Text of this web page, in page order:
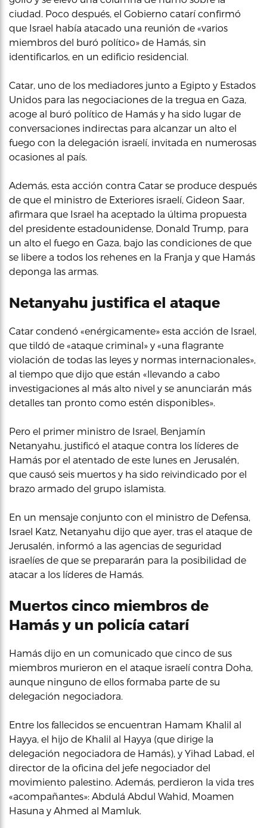
ciudad. Poco después, el Gobierno catarí confirmó
que Israel había atacado una reunión de «varios
miembros del buró político» de Hamás, sin
identificarlos, en un edificio residencial.
Catar, uno de los mediadores junto a Egipto y Estados
Unidos para las negociaciones de la tregua en Gaza,
acoge al buró político de Hamás y ha sido lugar de
conversaciones indirectas para alcanzar un alto el
fuego con la delegación israelí, invitada en numerosas
ocasiones al país.
Además, esta acción contra Catar se produce después
de que el ministro de Exteriores israelí, Gideon Saar,
afirmara que Israel ha aceptado la última propuesta
del presidente estadounidense, Donald Trump, para
un alto el fuego en Gaza, bajo las condiciones de que
se libere a todos los rehenes en la Franja y que Hamás
deponga las armas.
Netanyahu justifica el ataque
Catar condenó «enérgicamente» esta acción de Israel,
que tildó de «ataque criminal» y «una flagrante
violación de todas las leyes y normas internacionales»,
al tiempo que dijo que están «llevando a cabo
investigaciones al más alto nivel y se anunciarán más
detalles tan pronto como estén disponibles».
Pero el primer ministro de Israel, Benjamín
Netanyahu, justificó el ataque contra los líderes de
Hamás por el atentado de este lunes en Jerusalén,
que causó seis muertos y ha sido reivindicado por el
brazo armado del grupo islamista.
En un mensaje conjunto con el ministro de Defensa,
Israel Katz, Netanyahu dijo que ayer, tras el ataque de
Jerusalén, informó a las agencias de seguridad
israelíes de que se prepararán para la posibilidad de
atacar a los líderes de Hamás.
Muertos cinco miembros de
Hamás y un policía catarí
Hamás dijo en un comunicado que cinco de sus
miembros murieron en el ataque israelí contra Doha,
aunque ninguno de ellos formaba parte de su
delegación negociadora.
Entre los fallecidos se encuentran Hamam Khalil al
Hayya, el hijo de Khalil al Hayya (que dirige la
delegación negociadora de Hamás), y Yihad Labad, el
director de la oficina del jefe negociador del
movimiento palestino. Además, perdieron la vida tres
«acompañantes»: Abdulá Abdul Wahid, Moamen
Hasuna y Ahmed al Mamluk.